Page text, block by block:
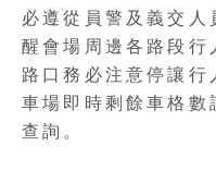
必遵從員警及義交人
醒會場周邊各路段行
路口務必注意停讓行
車場即時剩餘車格數
查詢。